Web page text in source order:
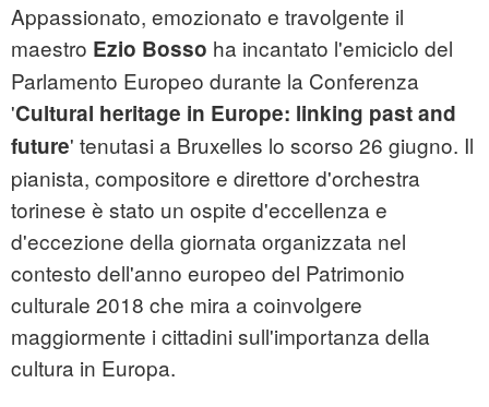
Appassionato, emozionato e travolgente il
maestro Ezio Bosso ha incantato l'emiciclo del
Parlamento Europeo durante la Conferenza
'Cultural heritage in Europe: linking past and
future' tenutasi a Bruxelles lo scorso 26 giugno. Il
pianista, compositore e direttore d'orchestra
torinese è stato un ospite d'eccellenza e
d'eccezione della giornata organizzata nel
contesto dell'anno europeo del Patrimonio
culturale 2018 che mira a coinvolgere
maggiormente i cittadini sull'importanza della
cultura in Europa.